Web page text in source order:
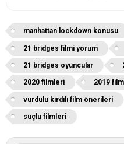
manhattan lockdown konusu
21 bridges filmi yorum
21 bridges oyuncular
2020 filmleri 2019
vurdulu kırdılı film önerileri
suçlu filmleri